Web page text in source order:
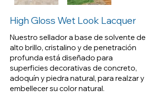
y de penetración profunda está
diseñado para superficies
decorativas de concreto,
adoquín y piedra natural, para
realzar y embellecer su color
natural.
High Gloss Wet Look Lacquer
Nuestro sellador a base de solvente de
alto brillo, cristalino y de penetración
profunda está diseñado para
superficies decorativas de concreto,
adoquín y piedra natural, para realzar y
embellecer su color natural.